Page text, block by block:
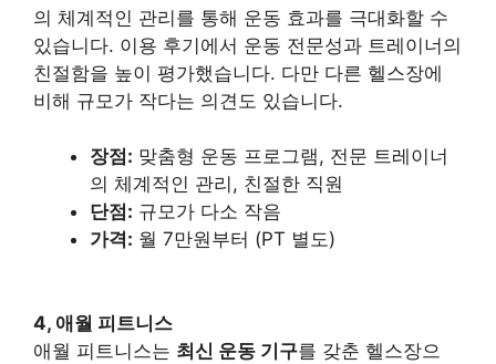
의 체계적인 관리를 통해 운동 효과를 극대화할 수
있습니다. 이용 후기에서 운동 전문성과 트레이너의
친절함을 높이 평가했습니다. 다만 다른 헬스장에
비해 규모가 작다는 의견도 있습니다.
장점: 맞춤형 운동 프로그램, 전문 트레이너
의 체계적인 관리, 친절한 직원
단점: 규모가 다소 작음
가격: 월 7만원부터 (PT 별도)
4, 애월 피트니스
애월 피트니스는 최신 운동 기구를 갖춘 헬스장으